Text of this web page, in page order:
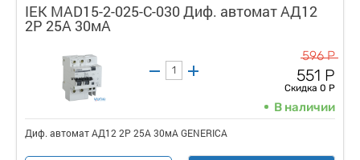
IEK MAD15-2-025-C-030 Диф. автомат АД12
2Р 25А 30мА
596 Р
551 Р
Скидка 0 Р
В наличии
Диф. автомат АД12 2Р 25А 30мА GENERICA